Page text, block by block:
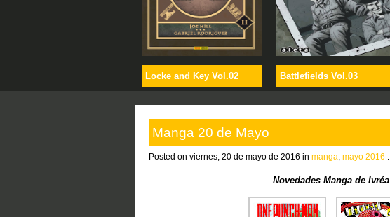
Locke and Key Vol.02 Battlefields Vol.03
Manga 20 de Mayo
Posted on viernes, 20 de mayo de 2016 in manga mayo 2016
Novedades Manga de Ivréa